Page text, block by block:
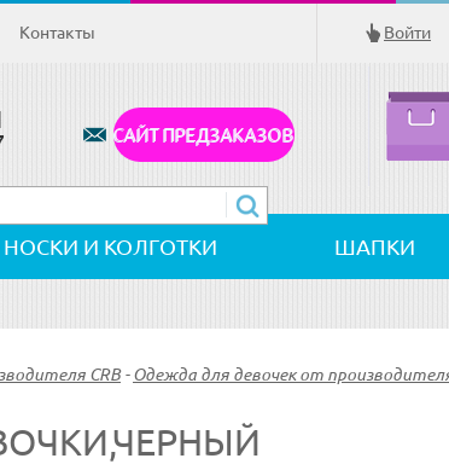
Контакты Войти
САЙТ ПРЕДЗАКАЗОВ
НОСКИ И КОЛГОТКИ ШАПКИ
CRB - Одежда для девочек от